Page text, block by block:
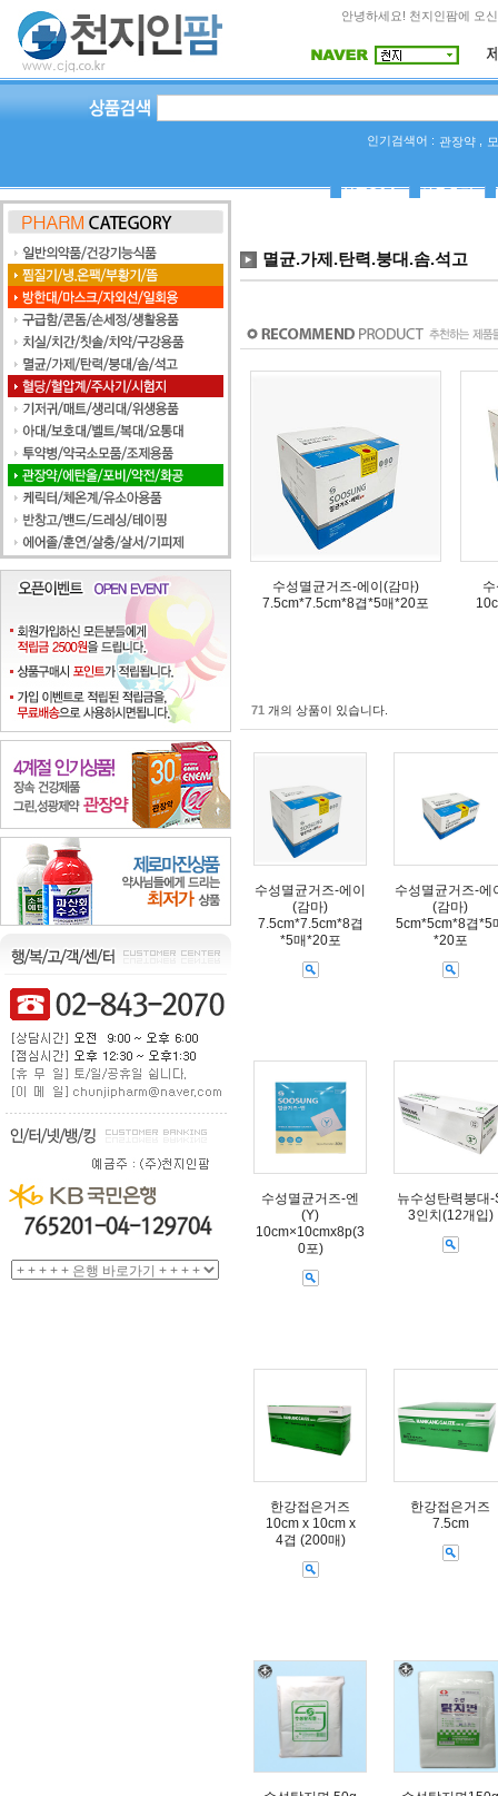
안녕하세요! 천지인팜에 오
인기검색어 : 관장약
상품Q&A 사용후기
멸균.가제.탄력.붕대.솜.석고
수성멸균거즈-에이(감마)
7.5cm*7.5cm*8겹*5매*20포
71 개의 상품이 있습니다.
수성멸균거즈-에이
(감마)
7.5cm*7.5cm*8겹
*5매*20포
수성멸균거즈-에
(감마)
5cm*5cm*8겹*5
*20포
수성멸균거즈-엔
(Y)
10cm×10cmx8p(3
0포)
뉴수성탄력붕대-
3인치(12개입)
한강접은거즈
10cm x 10cm x
4겹 (200매)
한강접은거즈
7.5cm